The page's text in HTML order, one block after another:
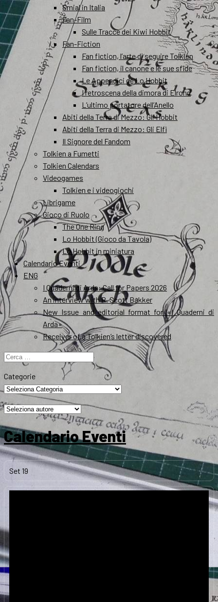
Smial in Italia
Fan-Film
Sulle Tracce dei Kiwi Hobbit
Fan-Fiction
Fan fiction, l’arte di seguire Tolkien
Fan fiction, il canone e le sue sfide
Le Appendici de Lo Hobbit
I retroscena della dimora di Elrond
L’ultimo portatore dell’Anello
Abiti della Terra di Mezzo: Gli Hobbit
Abiti della Terra di Mezzo: Gli Elfi
Il Signore del Fandom
Tolkien a Fumetti
Tolkien Calendars
Videogames
Tolkien e i videogiochi
Librigame
Gioco di Ruolo
The One Ring
Lo Hobbit (Gioco da Tavola)
Lo Hobbit in miniatura
Calendario Eventi
ENG
I Quaderni di Arda: Call for Papers 2026
An interview with R. Scott Bakker
New Issue and editorial format for «I Quaderni di
Arda»
Receiver of a Tolkien’s letter discovered
Ricerca
Categorie
Calendario Eventi
Set 19